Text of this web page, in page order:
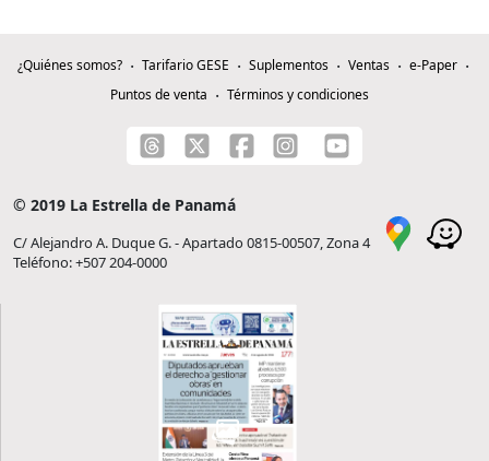
¿Quiénes somos? Tarifario GESE Suplementos Ventas
e-Paper
Puntos de venta
Términos y condiciones
© 2019 La Estrella de Panamá
C/ Alejandro A. Duque G. - Apartado 0815-00507, Zona 4
Teléfono: +507 204-0000